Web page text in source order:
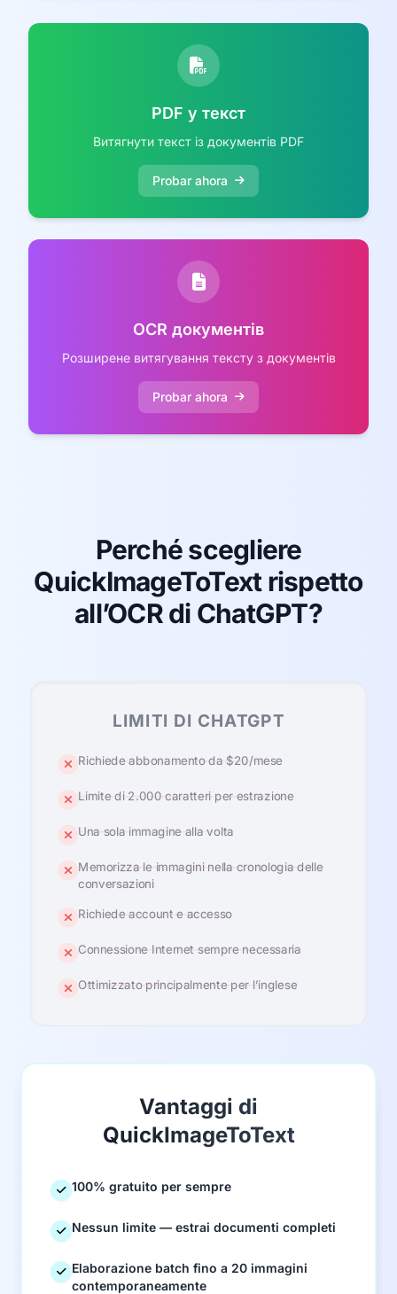
PDF у текст
Витягнути текст із документів PDF
Probar ahora
OCR документів
Розширене витягування тексту з документів
Probar ahora
Perché scegliere
QuickImageToText rispetto
all’OCR di ChatGPT?
LIMITI DI CHATGPT
Richiede abbonamento da $20/mese
Limite di 2.000 caratteri per estrazione
Una sola immagine alla volta
Memorizza le immagini nella cronologia delle
conversazioni
Richiede account e accesso
Connessione Internet sempre necessaria
Ottimizzato principalmente per l’inglese
Vantaggi di
QuickImageToText
100% gratuito per sempre
Nessun limite — estrai documenti completi
Elaborazione batch fino a 20 immagini
contemporaneamente